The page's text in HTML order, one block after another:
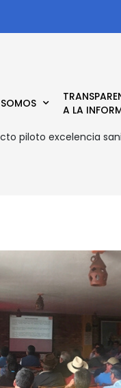
A LA
piloto excelencia